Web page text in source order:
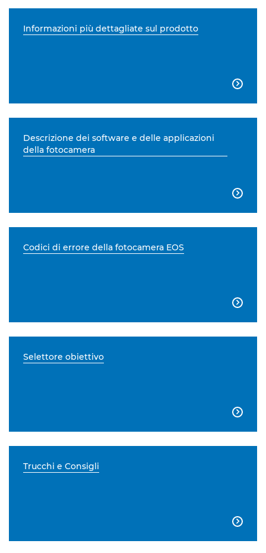
Informazioni più dettagliate sul prodotto

Descrizione dei software e delle applicazioni
della fotocamera

Codici di errore della fotocamera EOS

Selettore obiettivo

Trucchi e Consigli
